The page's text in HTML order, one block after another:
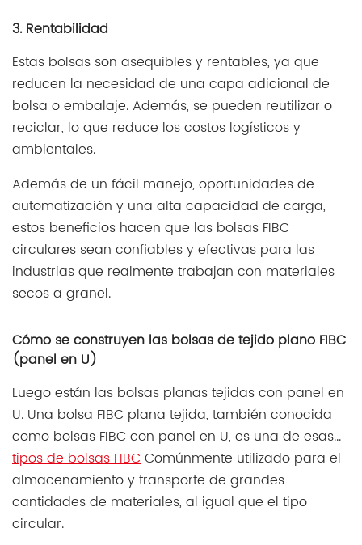
3. Rentabilidad
Estas bolsas son asequibles y rentables, ya que
reducen la necesidad de una capa adicional de
bolsa o embalaje. Además, se pueden reutilizar o
reciclar, lo que reduce los costos logísticos y
ambientales.
Además de un fácil manejo, oportunidades de
automatización y una alta capacidad de carga,
estos beneficios hacen que las bolsas FIBC
circulares sean confiables y efectivas para las
industrias que realmente trabajan con materiales
secos a granel.
Cómo se construyen las bolsas de tejido plano FIBC
(panel en U)
Luego están las bolsas planas tejidas con panel en
U. Una bolsa FIBC plana tejida, también conocida
como bolsas FIBC con panel en U, es una de esas...
tipos de bolsas FIBCComúnmente utilizado para el
almacenamiento y transporte de grandes
cantidades de materiales, al igual que el tipo
circular.